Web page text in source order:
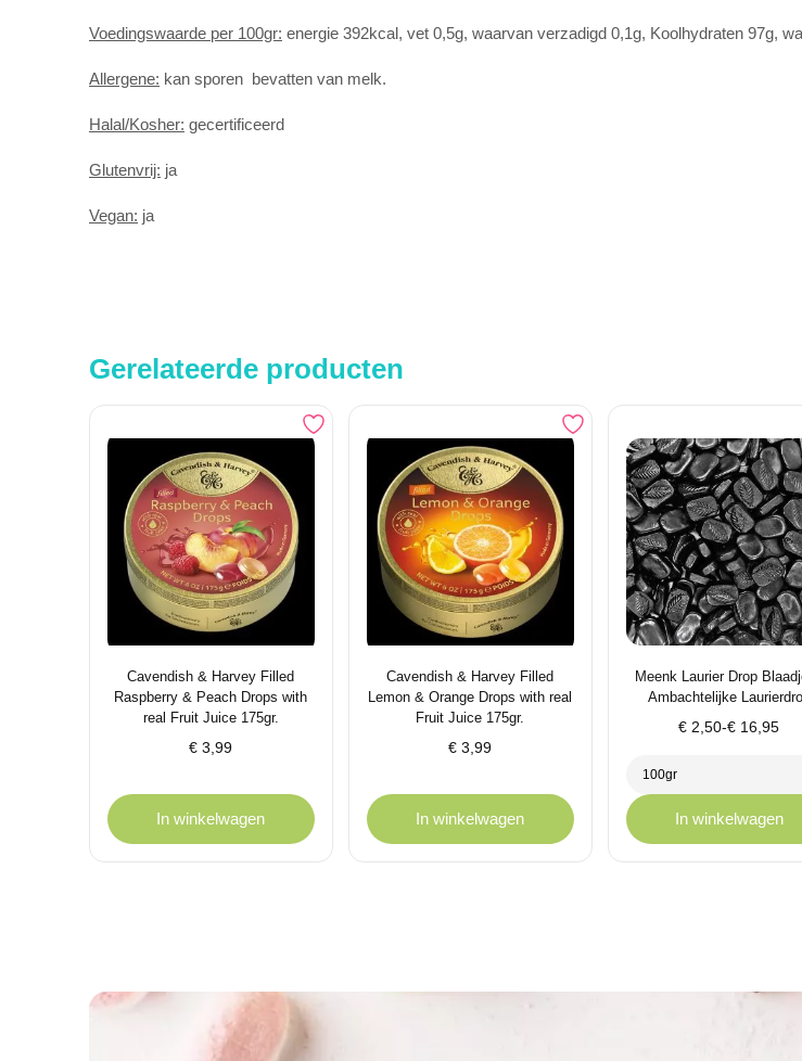
Voedingswaarde per 100gr: energie 392kcal, vet 0,5g, waarvan verzadigd 0,1g, Koolhydraten 97g,
Allergene: kan sporen bevatten van melk.
Halal/Kosher: gecertificeerd
Glutenvrij: ja
Vegan: ja
Gerelateerde producten
Cavendish & Harvey Filled
Raspberry & Peach Drops with
real Fruit Juice 175gr.
€ 3,99
In winkelwagen
Cavendish & Harvey Filled
Lemon & Orange Drops with real
Fruit Juice 175gr.
€ 3,99
In winkelwagen
Meenk Laurier Drop
Ambachtelijke
€ 2,50-€ 16,95
Prijsklasse:
€ 16,95
In winkelwagen